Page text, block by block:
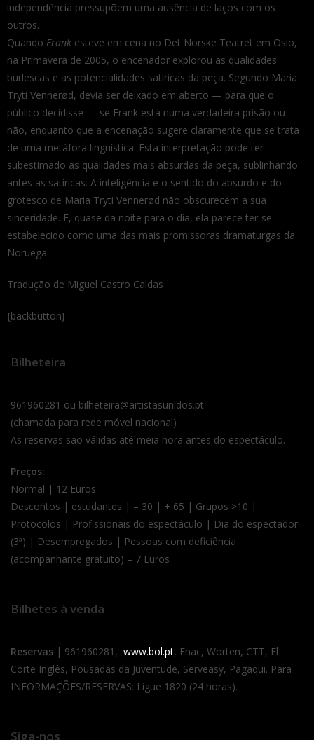
independência pressupõem uma ausência de laços com os
outros.
Quando Frank esteve em cena no Det Norske Teatret em Oslo,
na Primavera de 2005, o encenador explorou as qualidades
burlescas e as potencialidades satíricas da peça. Segundo Maria
Tryti Vennerød, devia ser deixado em aberto — para que o
público decidisse — se Frank está numa verdadeira prisão ou
não, enquanto que a encenação sugere claramente que se trata
de uma metáfora linguística. Esta interpretação pode ter
subestimado as qualidades mais absurdas da peça, sublinhando
antes as satíricas. A inteligência e o sentido do absurdo e do
grotesco de Maria Tryti Vennerød não obscurecem a sua
sinceridade. E, quase da noite para o dia, ela parece ter-se
estabelecido como uma das mais promissoras dramaturgas da
Noruega.
Tradução de Miguel Castro Caldas
{backbutton}
Bilheteira
961960281 ou bilheteira@artistasunidos.pt
(chamada para rede móvel nacional)
As reservas são válidas até meia hora antes do espectáculo.
Preços:
Normal | 12 Euros
Descontos | estudantes | – 30 | + 65 | Grupos >10 |
Protocolos | Profissionais do espectáculo | Dia do espectador
(3ª) | Desempregados | Pessoas com deficiência
(acompanhante gratuito) – 7 Euros
Bilhetes à venda
Reservas | 961960281, www.bol.pt, Fnac, Worten, CTT, El
Corte Inglês, Pousadas da Juventude, Serveasy, Pagaqui. Para
INFORMAÇÕES/RESERVAS: Ligue 1820 (24 horas).
Siga-nos